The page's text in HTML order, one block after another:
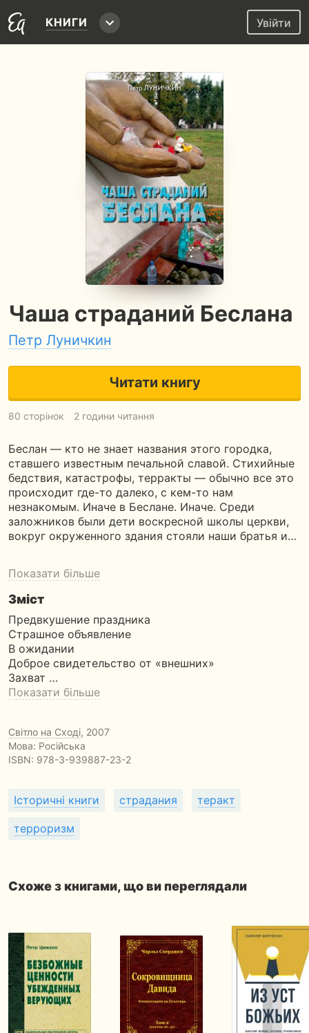
КНИГИ Увійти
Чаша страданий Беслана
Петр Луничкин
Читати книгу
80 сторінок 2 години читання
Беслан — кто не знает названия этого городка,
ставшего известным печальной славой. Стихийные
бедствия, катастрофы, терракты — обычно все это
происходит где-то далеко, с кем-то нам
незнакомым. Иначе в Беслане. Иначе. Среди
заложников были дети воскресной школы церкви,
вокруг окруженного здания стояли наши братья и…
Показати більше
Зміст
Предвкушение праздника
Страшное объявление
В ожидании
Доброе свидетельство от «внешних»
Захват …
Показати більше
Світло на Сході, 2007
Мова: Російська
ISBN: 978-3-939887-23-2
Історичні книги страдания теракт
терроризм
Схоже з книгами, що ви переглядали